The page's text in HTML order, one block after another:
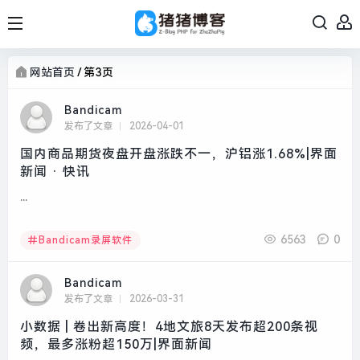
网站首页 /第3页
Bandicam
发布了文章 2026-04-01
国内商品期货夜盘开盘涨跌不一，沪铝涨1.68%|界面
新闻 · 快讯
...
Bandicam录屏软件 6563 0
Bandicam
发布了文章 2026-03-31
小数据 | 卷出新高度！4地文旅8天发布超200条视
频，最多涨粉超150万|界面新闻